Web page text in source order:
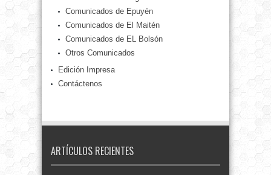
Comunicados de Epuyén
Comunicados de El Maitén
Comunicados de EL Bolsón
Otros Comunicados
Edición Impresa
Contáctenos
ARTÍCULOS RECIENTES